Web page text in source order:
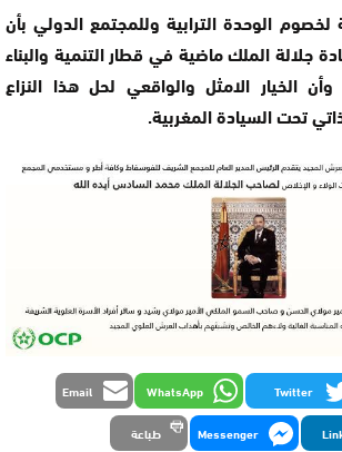
لخصوم الوحدة الترابية وللمجتمع الدولي بأن
جلالة الملك ماضية في قطار التنمية والبناء
وأن الخيار الامثل والواقعي لحل هذا النزاع
تحت السيادة المغربية.
Twitter
WhatsApp
Email
Messenger طباعة